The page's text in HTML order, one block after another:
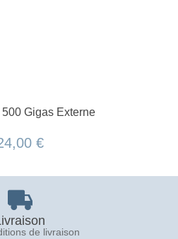
Gigas Externe
€
de livraison